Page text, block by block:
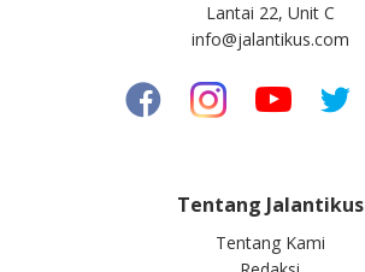
Lantai 22, Unit C
info@jalantikus.com
Tentang Jalantikus
Tentang Kami